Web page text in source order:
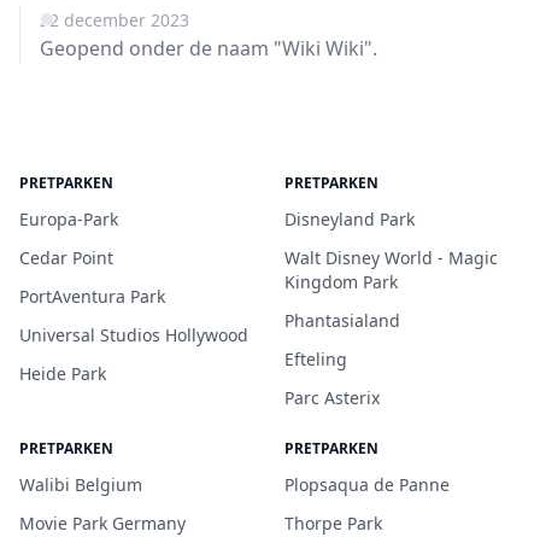
22 december 2023
Geopend onder de naam "Wiki Wiki".
PRETPARKEN
Europa-Park
Cedar Point
PortAventura Park
Universal Studios Hollywood
Heide Park
PRETPARKEN
Disneyland Park
Walt Disney World - Magic
Kingdom Park
Phantasialand
Efteling
Parc Asterix
PRETPARKEN
Walibi Belgium
Movie Park Germany
PRETPARKEN
Plopsaqua de Panne
Thorpe Park